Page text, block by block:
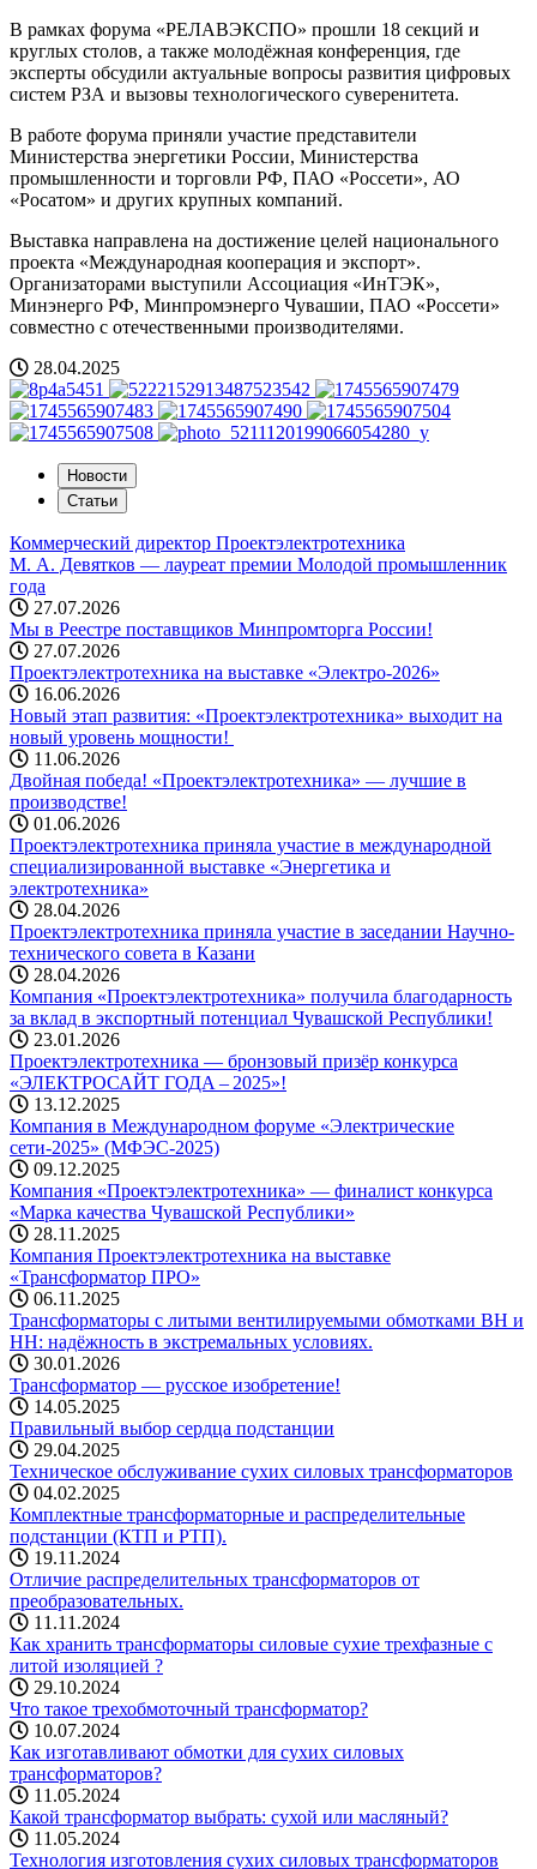
В рамках форума «РЕЛАВЭКСПО» прошли 18 секций и
круглых столов, а также молодёжная конференция, где
эксперты обсудили актуальные вопросы развития цифровых
систем РЗА и вызовы технологического суверенитета.
В работе форума приняли участие представители
Министерства энергетики России, Министерства
промышленности и торговли РФ, ПАО «Россети», АО
«Росатом» и других крупных компаний.
Выставка направлена на достижение целей национального
проекта «Международная кооперация и экспорт».
Организаторами выступили Ассоциация «ИнТЭК»,
Минэнерго РФ, Минпромэнерго Чувашии, ПАО «Россети»
совместно с отечественными производителями.
28.04.2025
Новости
Статьи
Коммерческий директор Проектэлектротехника
М. А. Девятков — лауреат премии Молодой промышленник
года
27.07.2026
Мы в Реестре поставщиков Минпромторга России!
27.07.2026
Проектэлектротехника на выставке «Электро-2026»
16.06.2026
Новый этап развития: «Проектэлектротехника» выходит на
новый уровень мощности! ️
11.06.2026
Двойная победа! «Проектэлектротехника» — лучшие в
производстве!
01.06.2026
Проектэлектротехника приняла участие в международной
специализированной выставке «Энергетика и
электротехника»
28.04.2026
Проектэлектротехника приняла участие в заседании Научно-
технического совета в Казани
28.04.2026
Компания «Проектэлектротехника» получила благодарность
за вклад в экспортный потенциал Чувашской Республики!
23.01.2026
Проектэлектротехника — бронзовый призёр конкурса
«ЭЛЕКТРОСАЙТ ГОДА – 2025»!
13.12.2025
Компания в Международном форуме «Электрические
сети-2025» (МФЭС-2025)
09.12.2025
Компания «Проектэлектротехника» — финалист конкурса
«Марка качества Чувашской Республики»
28.11.2025
Компания Проектэлектротехника на выставке
«Трансформатор ПРО»
06.11.2025
Трансформаторы с литыми вентилируемыми обмотками ВН и
НН: надёжность в экстремальных условиях.
30.01.2026
Трансформатор — русское изобретение!
14.05.2025
Правильный выбор сердца подстанции
29.04.2025
Техническое обслуживание сухих силовых трансформаторов
04.02.2025
Комплектные трансформаторные и распределительные
подстанции (КТП и РТП).
19.11.2024
Отличие распределительных трансформаторов от
преобразовательных.
11.11.2024
Как хранить трансформаторы силовые сухие трехфазные с
литой изоляцией ?
29.10.2024
Что такое трехобмоточный трансформатор?
10.07.2024
Как изготавливают обмотки для сухих силовых
трансформаторов?
11.05.2024
Какой трансформатор выбрать: cухой или масляный?
11.05.2024
Технология изготовления сухих силовых трансформаторов